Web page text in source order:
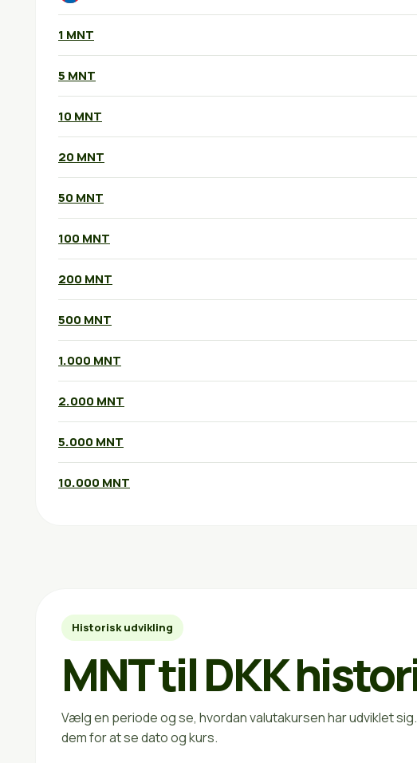
1 MNT
5 MNT
10 MNT
20 MNT
50 MNT
100 MNT
200 MNT
500 MNT
1.000 MNT
2.000 MNT
5.000 MNT
10.000 MNT
Historisk udvikling
MNT til DKK
Vælg en periode og se, hvordan valutakursen har udviklet
dem for at se dato og kurs.